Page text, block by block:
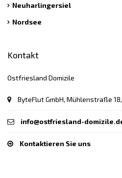
Neuharlingersiel
Nordsee
Kontakt
Ostfriesland Domizile
ByteFlut GmbH, Mühlenstraße
info@ostfriesland-
Kontaktieren Sie uns